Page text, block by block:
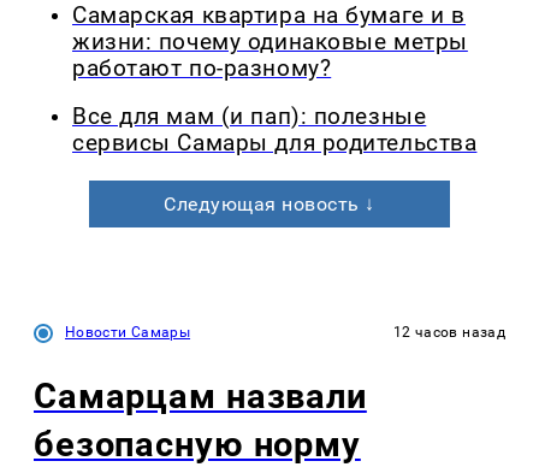
Самарская квартира на бумаге и в
жизни: почему одинаковые метры
работают по-разному?
Все для мам (и пап): полезные
сервисы Самары для родительства
Следующая новость ↓
Новости Самары 12 часов назад
Самарцам назвали
безопасную норму